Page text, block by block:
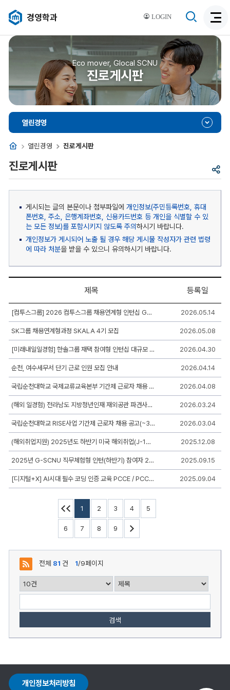
LOGIN
경영학과
색
활
성
색
Eco mover, Glocal SCNU
진로게시판
홈 열린경영 진로게시판
열린경영
공
진로게시판
게시되는 글의 본문이나 첨부파일에 개인정보(주민등록번호, 휴대
폰번호, 주소, 은행계좌번호, 신용카드번호 등 개인을 식별할 수 있
는 모든 정보)를 포함시키지 않도록 주의하시기 바랍니다.
개인정보가 게시되어 노출 될 경우 해당 게시물 작성자가 관련 법령
에 따라 처분을 받을 수 있으니 유의하시기 바랍니다.
로
게
시
판
게
시
판
리
트
-
번
호,
제
목,
작
성
등
록
일,
조
제목 등록일
[컴투스그룹] 2026 컴투스그룹 채용연계형 인턴십 GENIUS 8기 채용(~5/26 10:00) 2026.05.14
SK그룹 채용연계형과정 SKALA 4기 모집 2026.05.08
[미래내일일경험] 한솔그룹 재택 참여형 인턴십 대규모 모집 2026.04.30
순천, 여수세무서 단기 근로 인원 모집 안내 2026.04.14
국립순천대학교 국제교류교육본부 기간제 근로자 채용 공고 2026.04.08
(해외 일경험) 전라남도 지방청년인재 재외공관 파견사업 모집 홍보 협조요청 2026.03.24
국립순천대학교 RISE사업 기간제 근로자 채용 공고(~3.8.) 2026.03.04
(해외취업지원) 2025년도 하반기 미국 해외취업(J-1인턴) 참여자 모집안내 2025.12.08
2025년 G-SCNU 직무체험형 인턴(하반기) 참여자 2차 추가 모집 2025.09.15
[디지털+X] AI시대 필수 코딩 인증 교육 PCCE / PCCP 자격 취득 과정 교육생 모집 2025.09.04
1 2 3 4 5
6 7 8 9
전체 81 건 1/9페이지
검색
개인정보처리방침